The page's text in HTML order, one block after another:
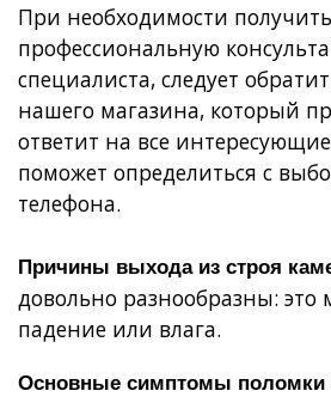
При необходимости получить
профессиональную
специалиста, следует
нашего магазина, который
ответит на все
поможет определиться с
телефона.
Причины выхода из строя
довольно разнообразны: это
падение или влага.
Основные симптомы поломки